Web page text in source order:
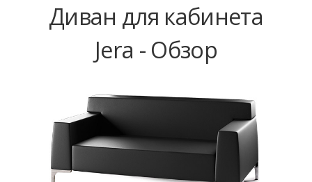
Диван для кабинета
Jera - Обзор